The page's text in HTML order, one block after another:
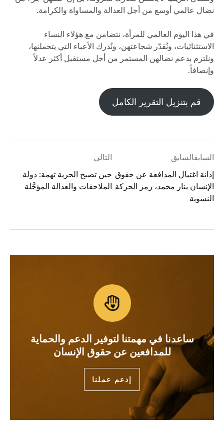
نضال عالمي أوسع من أجل العدالة والمساواة والكرامة.
في هذا اليوم العالمي للمرأة، نتضامن مع هؤلاء النساء
الاستثنائيات، ونُقدّر شجاعتهن، ونُدرك الأعباء التي يتحملنها،
ونلتزم بدعم نضالهن المستمر من أجل مستقبل أكثر عدلاً
وإنصافاً.
قم بتنزيل التقرير الكامل
السابقالسابق
إدانة اغتيال المدافعة عن حقوق
الإنسان ينار محمد، رمز الحركة
النسوية
التالي
حين تصبح الحرية تهمة: دولة
الملاحقات والعدالة المؤجَّلة
ساعدنا في مهمتنا لتوفير الدعم والحماية
للمدافعين عن حقوق الإنسان
إدعم عملنا